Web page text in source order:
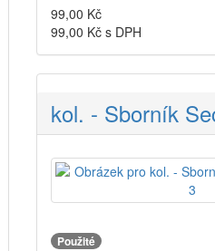
99,00 Kč
99,00 Kč s DPH
kol. - Sborník
Použité